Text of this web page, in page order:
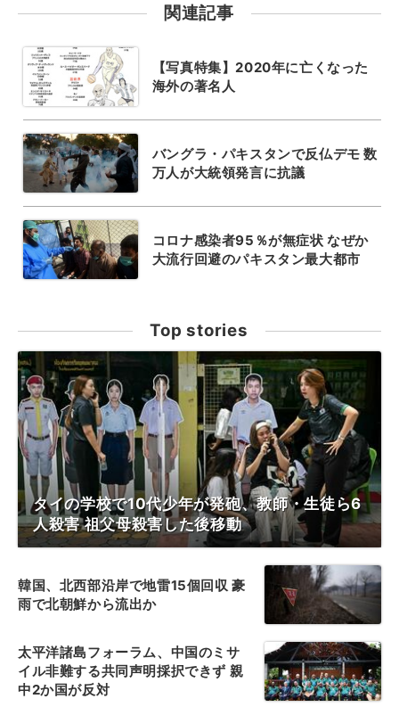
関連記事
【写真特集】2020年に亡くなった
海外の著名人
バングラ・パキスタンで反仏デモ 数
万人が大統領発言に抗議
コロナ感染者95％が無症状 なぜか
大流行回避のパキスタン最大都市
Top stories
タイの学校で10代少年が発砲、教師・生徒ら6
人殺害 祖父母殺害した後移動
韓国、北西部沿岸で地雷15個回収 豪
雨で北朝鮮から流出か
太平洋諸島フォーラム、中国のミサ
イル非難する共同声明採択できず 親
中2か国が反対